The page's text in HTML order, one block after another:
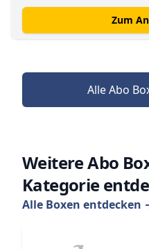
Zum
Alle Abo
Weitere Abo
Kategorie
Alle Boxen entdecken